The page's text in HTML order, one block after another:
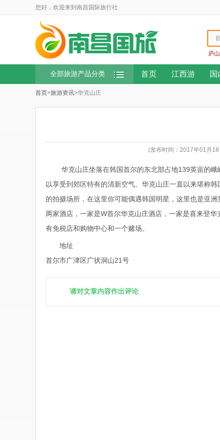
您好，欢迎来到南昌国际旅行社
庐山
全部旅游产品分类 首页 江西游 国
首页>旅游资讯>华克山庄
(发布时间：2017年01月
华克山庄坐落在韩国首尔的东北部占地139英亩的
以享受到郊区特有的清新空气。华克山庄一直以来堪称
的拍摄场所，在这里你可能偶遇韩国明星，这里也是亚
两家酒店，一家是W首尔华克山庄酒店，一家是喜来登
有免税店和购物中心和一个赌场。
地址
首尔市广津区广状洞山21号
请对文章内容作出评论